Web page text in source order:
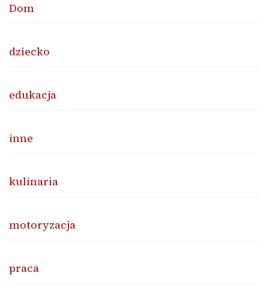
Dom
dziecko
edukacja
inne
kulinaria
motoryzacja
praca